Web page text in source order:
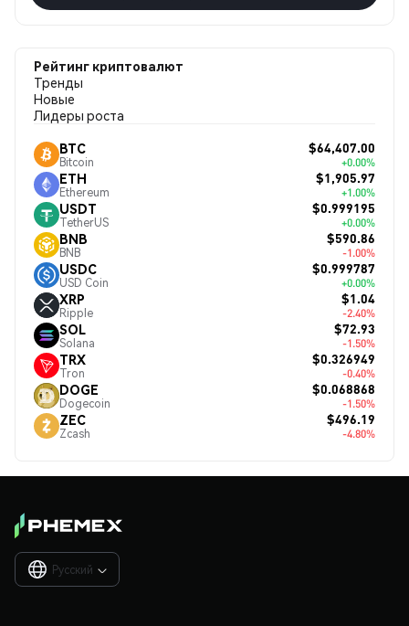
Рейтинг криптовалют
Тренды
Новые
Лидеры роста
BTC
Bitcoin
$64,407.00
+0.00%
ETH
Ethereum
$1,905.97
+1.00%
USDT
TetherUS
$0.999195
+0.00%
BNB
BNB
$590.86
-1.00%
USDC
USD Coin
$0.999787
+0.00%
XRP
Ripple
$1.04
-2.40%
SOL
Solana
$72.93
-1.50%
TRX
Tron
$0.326949
-0.40%
DOGE
Dogecoin
$0.068868
-1.50%
ZEC
Zcash
$496.19
-4.80%
Русский 